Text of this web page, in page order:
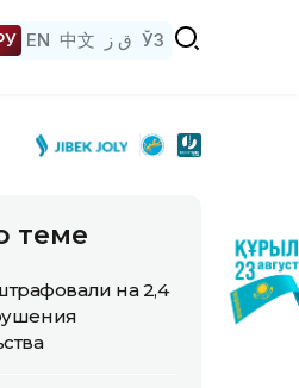
EN 中文 ق ز ЎЗ
теме
на 2,4